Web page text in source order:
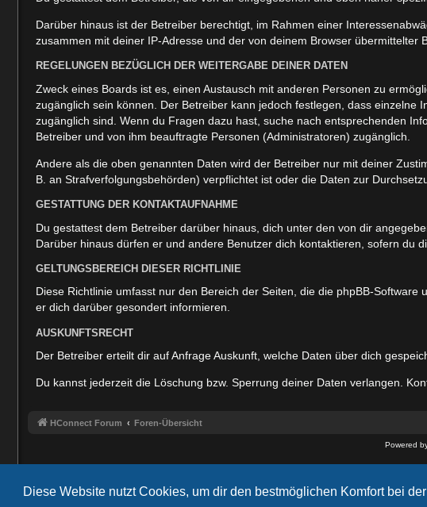
Diese Website nutzt Cookies, um dir den bestmöglichen Komfort bei
Darüber hinaus ist der Betreiber berechtigt, im Rahmen einer
zusammen mit deiner IP-Adresse und der von deinem Browser
REGELUNGEN BEZÜGLICH DER WEITERGABE DEINER DATEN
Zweck eines Boards ist es, einen Austausch mit anderen Personen zu
zugänglich sein können. Der Betreiber kann jedoch festlegen, dass
zugänglich sind. Wenn du Fragen dazu hast, suche nach entsprechenden
Betreiber und von ihm beauftragte Personen (Administratoren) zugänglich.
Andere als die oben genannten Daten wird der Betreiber nur mit deiner
B. an Strafverfolgungsbehörden) verpflichtet ist oder die Daten zur
GESTATTUNG DER KONTAKTAUFNAHME
Du gestattest dem Betreiber darüber hinaus, dich unter den von dir
Darüber hinaus dürfen er und andere Benutzer dich kontaktieren, sofern du
GELTUNGSBEREICH DIESER RICHTLINIE
Diese Richtlinie umfasst nur den Bereich der Seiten, die die phpBB-
er dich darüber gesondert informieren.
AUSKUNFTSRECHT
Der Betreiber erteilt dir auf Anfrage Auskunft, welche Daten über dich
Du kannst jederzeit die Löschung bzw. Sperrung deiner Daten verlangen.
HConnect Forum Foren-Übersicht
Powered